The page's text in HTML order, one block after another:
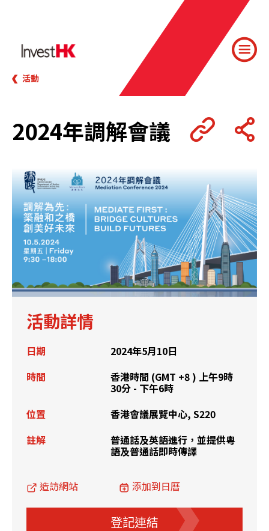
活動
2024年調解會議
活動詳情
日期
2024年5月10日
時間
香港時間 (GMT +8 ) 上午9時
30分 - 下午6時
位置
香港會議展覽中心, S220
註解
普通話及英語進行，並提供粵
語及普通話即時傳譯
造訪網站 添加到日曆
登記連結